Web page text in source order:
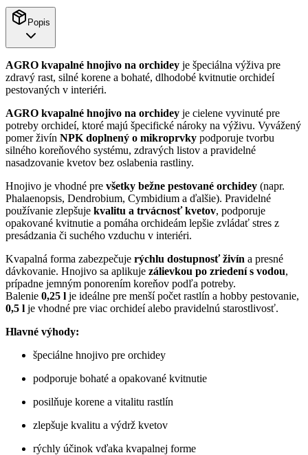
Popis
AGRO kvapalné hnojivo na orchidey je špeciálna výživa pre
zdravý rast, silné korene a bohaté, dlhodobé kvitnutie orchideí
pestovaných v interiéri.
AGRO kvapalné hnojivo na orchidey je cielene vyvinuté pre
potreby orchideí, ktoré majú špecifické nároky na výživu. Vyvážený
pomer živín NPK doplnený o mikroprvky podporuje tvorbu
silného koreňového systému, zdravých listov a pravidelné
nasadzovanie kvetov bez oslabenia rastliny.
Hnojivo je vhodné pre všetky bežne pestované orchidey (napr.
Phalaenopsis, Dendrobium, Cymbidium a ďalšie). Pravidelné
používanie zlepšuje kvalitu a trvácnosť kvetov, podporuje
opakované kvitnutie a pomáha orchideám lepšie zvládať stres z
presádzania či suchého vzduchu v interiéri.
Kvapalná forma zabezpečuje rýchlu dostupnosť živín a presné
dávkovanie. Hnojivo sa aplikuje zálievkou po zriedení s vodou,
prípadne jemným ponorením koreňov podľa potreby.
Balenie 0,25 l je ideálne pre menší počet rastlín a hobby pestovanie,
0,5 l je vhodné pre viac orchideí alebo pravidelnú starostlivosť.
Hlavné výhody:
špeciálne hnojivo pre orchidey
podporuje bohaté a opakované kvitnutie
posilňuje korene a vitalitu rastlín
zlepšuje kvalitu a výdrž kvetov
rýchly účinok vďaka kvapalnej forme